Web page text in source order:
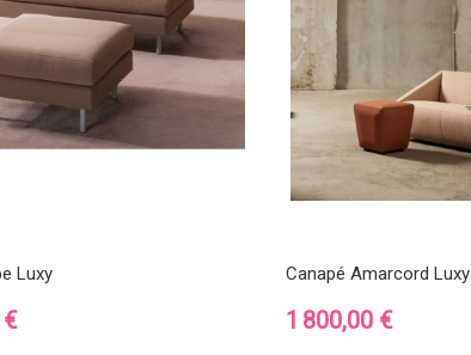
Luxy
€
Canapé Amarcord Luxy
Prix
1 800,00 €